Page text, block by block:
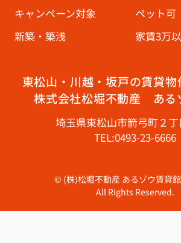
キャンペーン対象
ペット可
新築・築浅
家賃3万
東松山・川越・坂戸の賃貸物
株式会社松堀不動産 ある
埼玉県東松山市箭弓町２丁
TEL:0493-23-6666
© (株)松堀不動産 あるゾウ賃貸
All Rights Reserved.